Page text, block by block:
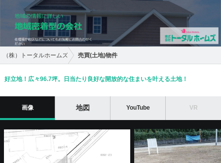
（株）トータルホームズ 売買(土地)物件
好立地！広々96.7坪。日当たり良好な開放的な住まいを叶える土地！
画像 地図 YouTube VR